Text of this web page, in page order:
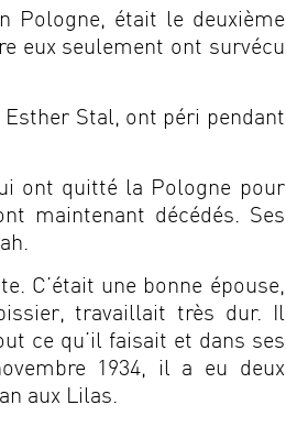
Pologne, était le deuxième
eux seulement ont survécu
Stal, ont péri pendant
ont quitté la Pologne pour
maintenant décédés. Ses
C’était une bonne épouse,
travaillait très dur. Il
ce qu’il faisait et dans ses
1934, il a eu deux
aux Lilas.